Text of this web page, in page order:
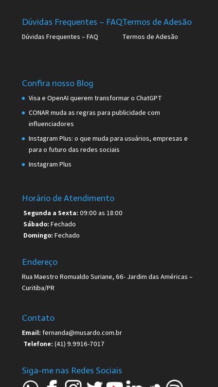
Dúvidas Frequentes – FAQ
Dúvidas Frequentes – FAQ
Termos de Adesão
Termos de Adesão
Confira nosso Blog
Visa e OpenAI querem transformar o ChatGPT
CONAR muda as regras para publicidade com
influenciadores
Instagram Plus: o que muda para usuários, empresas e
para o futuro das redes sociais
Instagram Plus
Horário de Atendimento
Segunda a Sexta: 09:00 as 18:00
Sábado: Fechado
Domingo: Fechado
Endereço
Rua Maestro Romualdo Suriane, 66- Jardim das Américas –
Curitiba/PR
Contato
Email: fernanda@musardo.com.br
Telefone: (41) 9.9916-7017
Siga-me nas Redes Sociais